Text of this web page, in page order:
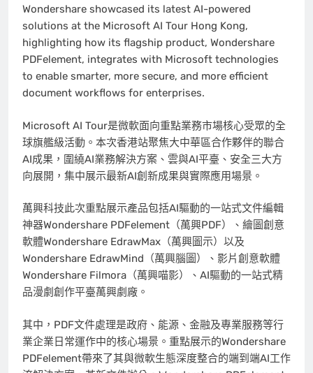
Wondershare showcased its latest AI-powered
solutions at the Microsoft AI Tour Hong Kong,
highlighting how its flagship product, Wondershare
PDFelement, integrates with Microsoft technologies
to enable smarter, more secure, and more efficient
document workflows for enterprises.
Microsoft AI Tour是微軟面向重點業務市場核心受眾的全
球旗艦級活動。本次香港站聚焦大中華區合作夥伴的聯合
AI成果，圍繞AI業務解決方案、雲與AI平臺、安全三大方
向展開，集中展示最新AI創新成果與實際應用場景。
萬興科技此次重點展示產品包括AI驅動的一站式文件編輯
神器Wondershare PDFelement（萬興PDF）、繪圖創意
軟體Wondershare EdrawMax（萬興圖示）以及
Wondershare EdrawMind（萬興腦圖）、影片創意軟體
Wondershare Filmora（萬興喵影）、AI驅動的一站式精
品漫劇創作平臺萬興劇廠。
其中，PDF文件處理是政府、能源、金融及專業服務等行
業企業日常運作中的核心場景。重點展示的Wondershare
PDFelement帶來了其與微軟生態深度整合的端到端AI工作